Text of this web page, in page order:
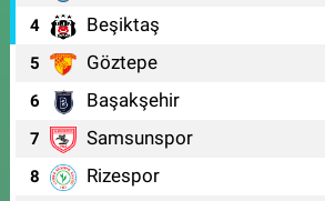
4 Beşiktaş
5 Göztepe
6 Başakşehir
7 Samsunspor
8 Rizespor